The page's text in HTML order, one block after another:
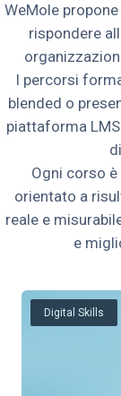
WeMole
rispondere
I percorsi
blended o
piattaforma
Ogni corso
orientato a
reale e
e
Digital Skills